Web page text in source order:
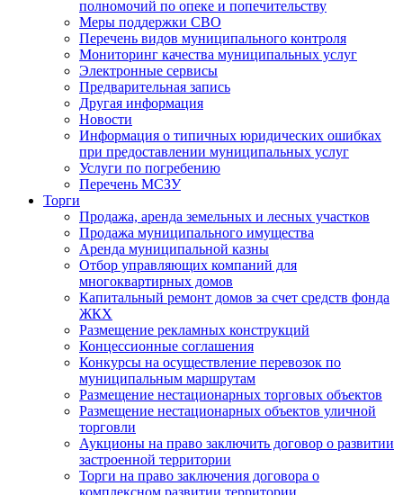
полномочий по опеке и попечительству
Меры поддержки СВО
Перечень видов муниципального контроля
Мониторинг качества муниципальных услуг
Электронные сервисы
Предварительная запись
Другая информация
Новости
Информация о типичных юридических ошибках
при предоставлении муниципальных услуг
Услуги по погребению
Перечень МСЗУ
Торги
Продажа, аренда земельных и лесных участков
Продажа муниципального имущества
Аренда муниципальной казны
Отбор управляющих компаний для
многоквартирных домов
Капитальный ремонт домов за счет средств фонда
ЖКХ
Размещение рекламных конструкций
Концессионные соглашения
Конкурсы на осуществление перевозок по
муниципальным маршрутам
Размещение нестационарных торговых объектов
Размещение нестационарных объектов уличной
торговли
Аукционы на право заключить договор о развитии
застроенной территории
Торги на право заключения договора о
комплексном развитии территории